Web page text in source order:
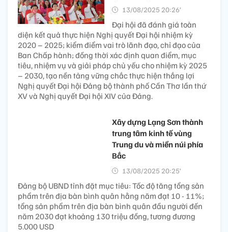
13/08/2025 20:26’
Đại hội đã đánh giá toàn
diện kết quả thực hiện Nghị quyết Đại hội nhiệm kỳ
2020 – 2025; kiểm điểm vai trò lãnh đạo, chỉ đạo của
Ban Chấp hành; đồng thời xác định quan điểm, mục
tiêu, nhiệm vụ và giải pháp chủ yếu cho nhiệm kỳ 2025
– 2030, tạo nền tảng vững chắc thực hiện thắng lợi
Nghị quyết Đại hội Đảng bộ thành phố Cần Thơ lần thứ
XV và Nghị quyết Đại hội XIV của Đảng.
Xây dựng Lạng Sơn thành
trung tâm kinh tế vùng
Trung du và miền núi phía
Bắc
13/08/2025 20:25’
Đảng bộ UBND tỉnh đặt mục tiêu: Tốc độ tăng tổng sản
phẩm trên địa bàn bình quân hằng năm đạt 10 - 11%;
tổng sản phẩm trên địa bàn bình quân đầu người đến
năm 2030 đạt khoảng 130 triệu đồng, tương đương
5.000 USD